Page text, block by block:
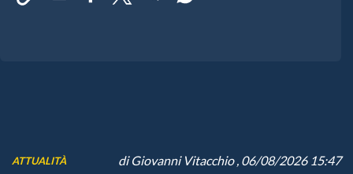
ATTUALITÀ diGiovanni Vitacchio, 06/08/2026 15:47